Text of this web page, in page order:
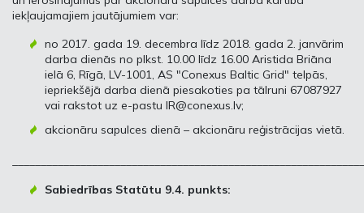
iekļaujamajiem jautājumiem var:
no 2017. gada 19. decembra līdz 2018. gada 2. janvārim
darba dienās no plkst. 10.00 līdz 16.00 Aristida Briāna
ielā 6, Rīgā, LV-1001, AS "Conexus Baltic Grid" telpās,
iepriekšējā darba dienā piesakoties pa tālruni 67087927
vai rakstot uz e-pastu IR@conexus.lv;
akcionāru sapulces dienā – akcionāru reģistrācijas vietā.
Sabiedrības Statūtu 9.4. punkts: